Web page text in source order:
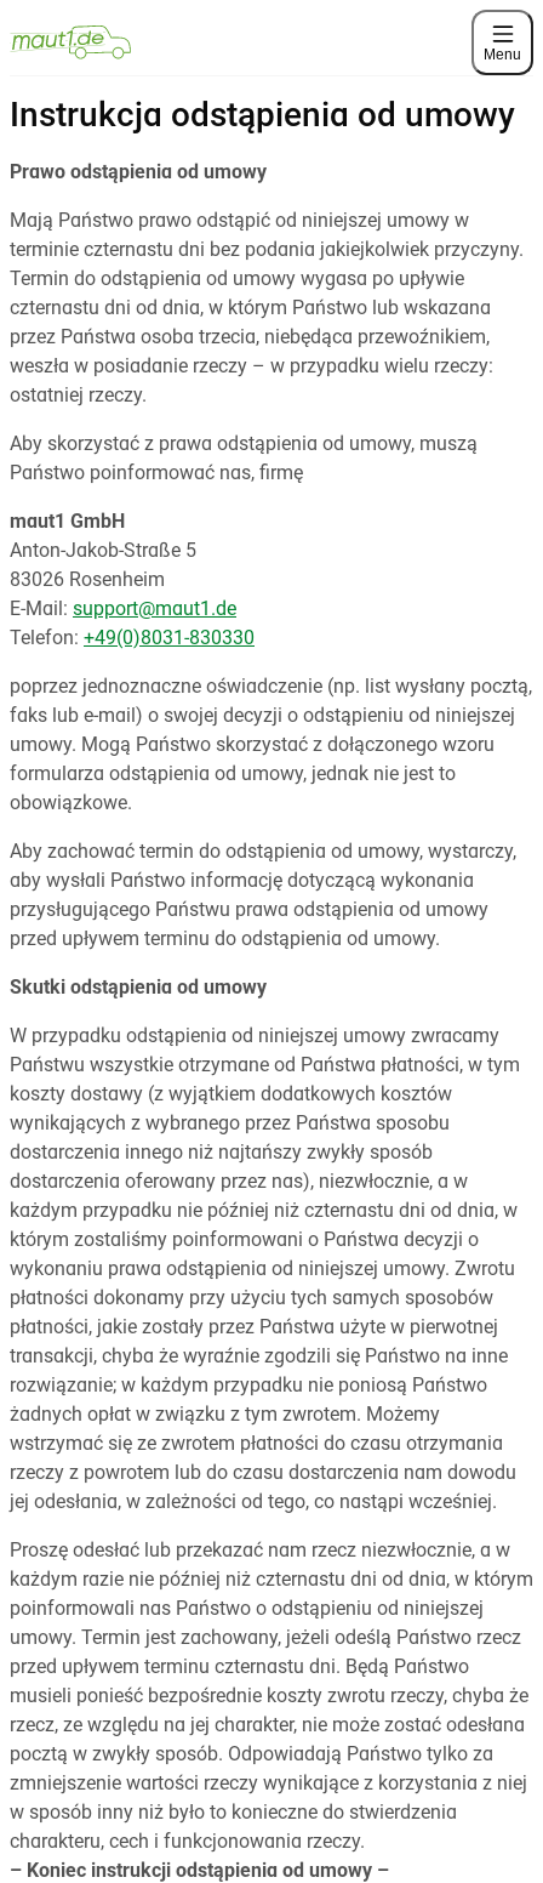
Menu
Instrukcja odstąpienia od umowy
Prawo odstąpienia od umowy
Mają Państwo prawo odstąpić od niniejszej umowy w
terminie czternastu dni bez podania jakiejkolwiek przyczyny.
Termin do odstąpienia od umowy wygasa po upływie
czternastu dni od dnia, w którym Państwo lub wskazana
przez Państwa osoba trzecia, niebędąca przewoźnikiem,
weszła w posiadanie rzeczy – w przypadku wielu rzeczy:
ostatniej rzeczy.
Aby skorzystać z prawa odstąpienia od umowy, muszą
Państwo poinformować nas, firmę
maut1 GmbH
Anton-Jakob-Straße 5
83026 Rosenheim
E-Mail: support@maut1.de
Telefon: +49(0)8031-830330
poprzez jednoznaczne oświadczenie (np. list wysłany pocztą,
faks lub e-mail) o swojej decyzji o odstąpieniu od niniejszej
umowy. Mogą Państwo skorzystać z dołączonego wzoru
formularza odstąpienia od umowy, jednak nie jest to
obowiązkowe.
Aby zachować termin do odstąpienia od umowy, wystarczy,
aby wysłali Państwo informację dotyczącą wykonania
przysługującego Państwu prawa odstąpienia od umowy
przed upływem terminu do odstąpienia od umowy.
Skutki odstąpienia od umowy
W przypadku odstąpienia od niniejszej umowy zwracamy
Państwu wszystkie otrzymane od Państwa płatności, w tym
koszty dostawy (z wyjątkiem dodatkowych kosztów
wynikających z wybranego przez Państwa sposobu
dostarczenia innego niż najtańszy zwykły sposób
dostarczenia oferowany przez nas), niezwłocznie, a w
każdym przypadku nie później niż czternastu dni od dnia, w
którym zostaliśmy poinformowani o Państwa decyzji o
wykonaniu prawa odstąpienia od niniejszej umowy. Zwrotu
płatności dokonamy przy użyciu tych samych sposobów
płatności, jakie zostały przez Państwa użyte w pierwotnej
transakcji, chyba że wyraźnie zgodzili się Państwo na inne
rozwiązanie; w każdym przypadku nie poniosą Państwo
żadnych opłat w związku z tym zwrotem. Możemy
wstrzymać się ze zwrotem płatności do czasu otrzymania
rzeczy z powrotem lub do czasu dostarczenia nam dowodu
jej odesłania, w zależności od tego, co nastąpi wcześniej.
Proszę odesłać lub przekazać nam rzecz niezwłocznie, a w
każdym razie nie później niż czternastu dni od dnia, w którym
poinformowali nas Państwo o odstąpieniu od niniejszej
umowy. Termin jest zachowany, jeżeli odeślą Państwo rzecz
przed upływem terminu czternastu dni. Będą Państwo
musieli ponieść bezpośrednie koszty zwrotu rzeczy, chyba że
rzecz, ze względu na jej charakter, nie może zostać odesłana
pocztą w zwykły sposób. Odpowiadają Państwo tylko za
zmniejszenie wartości rzeczy wynikające z korzystania z niej
w sposób inny niż było to konieczne do stwierdzenia
charakteru, cech i funkcjonowania rzeczy.
– Koniec instrukcji odstąpienia od umowy –